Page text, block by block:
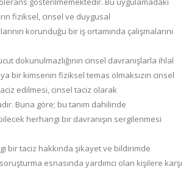
fiziksel, cinsel ve duygusal
korunduğu bir iş ortamında çalışmalarını
dokunulmazlığının cinsel davranışlarla ihlal
bir kimsenin fiziksel temas olmaksızın cinsel
edilmesi, cinsel taciz olarak
Buna göre; bu tanım dahilinde
herhangi bir davranışın sergilenmesi
bir taciz hakkında şikayet ve bildirimde
esnasında yardımcı olan kişilere karşı